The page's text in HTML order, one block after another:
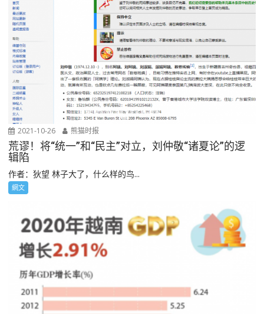
2021-10-26 熊猫时报
荒谬！将“统一”和“民主”对立，刘仲敬“诸夏论”的逻
辑陷
作者：狄望 林子大了，什么样的鸟...
網文